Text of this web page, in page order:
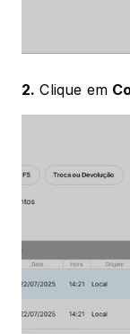
2. Clique em